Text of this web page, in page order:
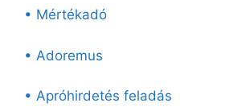
• Mértékadó
• Adoremus
• Apróhirdetés feladás